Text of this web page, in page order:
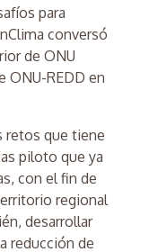
para
conversó
de ONU
ONU-REDD en
retos que tiene
piloto que ya
con el fin de
regional
desarrollar
reducción de